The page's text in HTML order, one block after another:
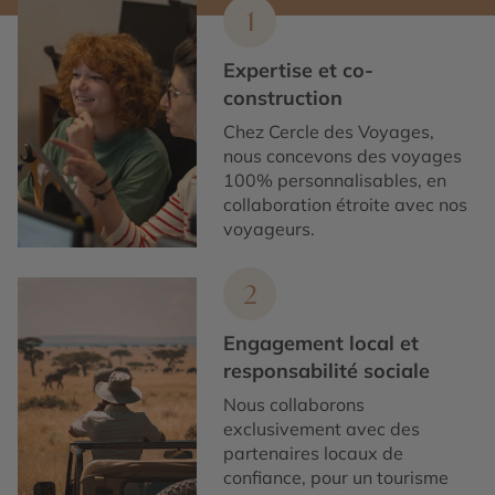
1
Expertise et co-
construction
Chez Cercle des Voyages,
nous concevons des voyages
100% personnalisables, en
collaboration étroite avec nos
voyageurs.
2
Engagement local et
responsabilité sociale
Nous collaborons
exclusivement avec des
partenaires locaux de
confiance, pour un tourisme